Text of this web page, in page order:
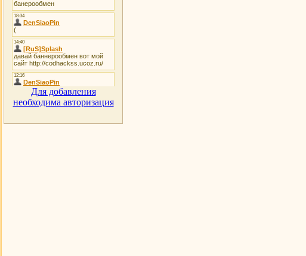
Для добавления
необходима авторизация